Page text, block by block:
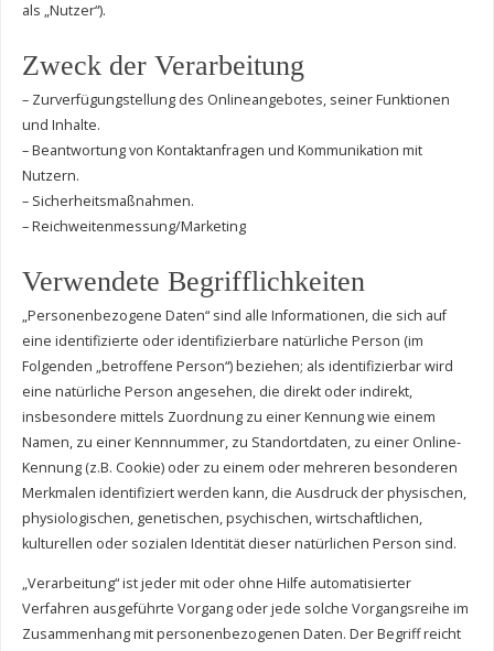
als „Nutzer“).
Zweck der Verarbeitung
– Zurverfügungstellung des Onlineangebotes, seiner Funktionen
und Inhalte.
– Beantwortung von Kontaktanfragen und Kommunikation mit
Nutzern.
– Sicherheitsmaßnahmen.
– Reichweitenmessung/Marketing
Verwendete Begrifflichkeiten
„Personenbezogene Daten“ sind alle Informationen, die sich auf
eine identifizierte oder identifizierbare natürliche Person (im
Folgenden „betroffene Person“) beziehen; als identifizierbar wird
eine natürliche Person angesehen, die direkt oder indirekt,
insbesondere mittels Zuordnung zu einer Kennung wie einem
Namen, zu einer Kennnummer, zu Standortdaten, zu einer Online-
Kennung (z.B. Cookie) oder zu einem oder mehreren besonderen
Merkmalen identifiziert werden kann, die Ausdruck der physischen,
physiologischen, genetischen, psychischen, wirtschaftlichen,
kulturellen oder sozialen Identität dieser natürlichen Person sind.
„Verarbeitung“ ist jeder mit oder ohne Hilfe automatisierter
Verfahren ausgeführte Vorgang oder jede solche Vorgangsreihe im
Zusammenhang mit personenbezogenen Daten. Der Begriff reicht